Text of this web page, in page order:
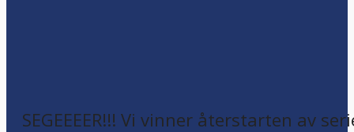
SEGEEEER!!! Vi vinner återstarten av